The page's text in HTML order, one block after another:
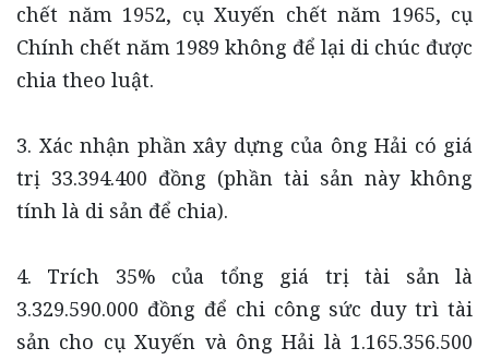
chết năm 1952, cụ Xuyến chết năm 1965, cụ
Chính chết năm 1989 không để lại di chúc được
chia theo luật.
3. Xác nhận phần xây dựng của ông Hải có giá
trị 33.394.400 đồng (phần tài sản này không
tính là di sản để chia).
4. Trích 35% của tổng giá trị tài sản là
3.329.590.000 đồng để chi công sức duy trì tài
sản cho cụ Xuyến và ông Hải là 1.165.356.500